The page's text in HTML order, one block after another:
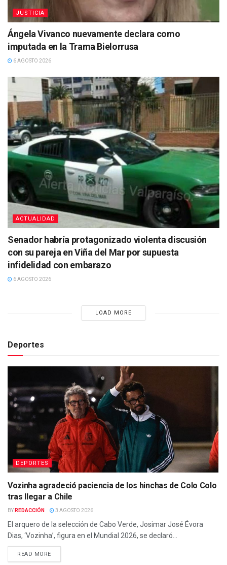
JUSTICIA
Ángela Vivanco nuevamente declara como
imputada en la Trama Bielorrusa
6 AGOSTO 2026
ACTUALIDAD
Senador habría protagonizado violenta discusión
con su pareja en Viña del Mar por supuesta
infidelidad con embarazo
6 AGOSTO 2026
LOAD MORE
Deportes
DEPORTES
Vozinha agradeció paciencia de los hinchas de Colo Colo
tras llegar a Chile
BY REDACCIÓN 3 AGOSTO 2026
El arquero de la selección de Cabo Verde, Josimar José Évora
Dias, ‘Vozinha’, figura en el Mundial 2026, se declaró...
READ MOREDETAILS